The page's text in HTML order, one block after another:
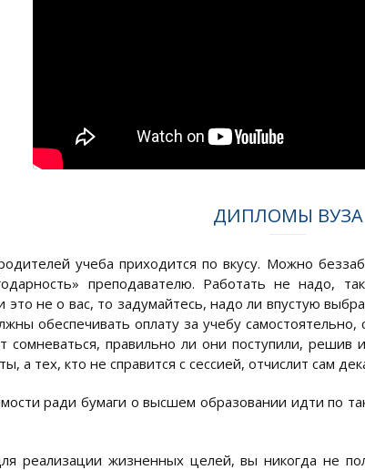
ДИПЛОМЫ ВУЗА
учеба приходится по вкусу. Можно
преподавателю. Работать не надо,
это не о вас, то задумайтесь, надо ли впустую
обеспечивать оплату за учебу
сомневаться, правильно ли они поступили,
а тех, кто не справится с сессией, отчислит сам
ради бумаги о высшем образовании идти по
реализации жизненных целей, вы никогда не